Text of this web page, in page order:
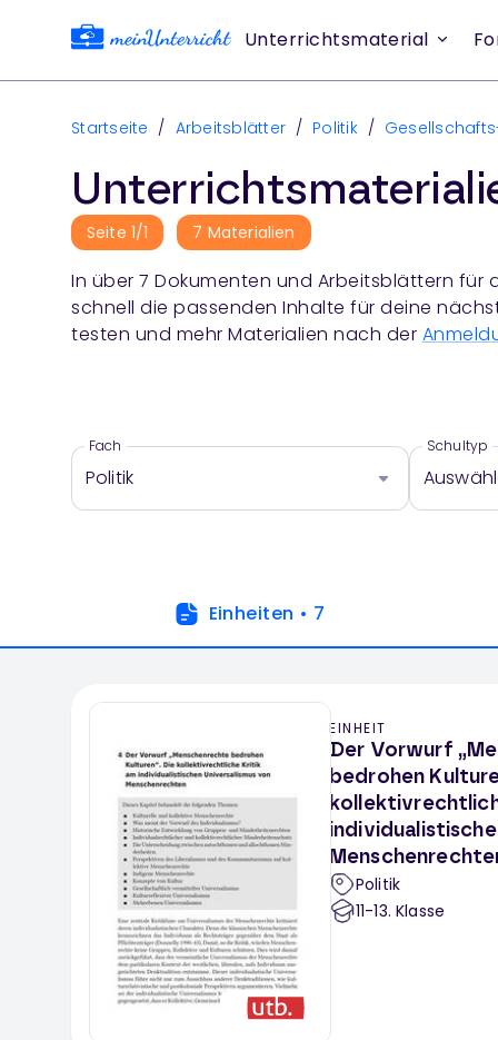
Unterrichtsmaterial
Startseite / Arbeitsblätter / Politik /
Seite 1/1 7 Materialien
In über 7 Dokumenten und Arbeitsblättern für
schnell die passenden Inhalte für deine
testen und mehr Materialien nach der
Fach
Politik
Schultyp
Einheiten • 7
EINHEIT
Der Vorwurf
bedrohen
Politik
11-13. Klasse